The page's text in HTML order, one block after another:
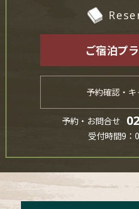
ご宿泊プ
予約確認・
予約・お問合せ
受付時間9：